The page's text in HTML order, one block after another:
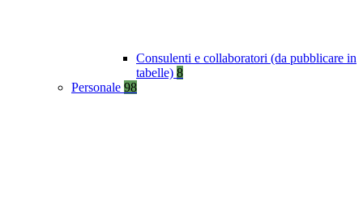
Consulenti e collaboratori (da pubblicare in
tabelle) 8
Personale 98